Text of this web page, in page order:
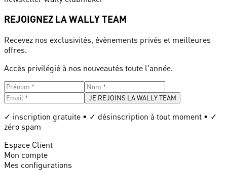
REJOIGNEZ LA WALLY TEAM
Recevez nos exclusivités, évènements privés et meilleures
offres.
Accès privilégié à nos nouveautés toute l'année.
JE REJOINS LA WALLY TEAM
✓ inscription gratuite • ✓ désinscription à tout moment • ✓
zéro spam
Espace Client
Mon compte
Mes configurations